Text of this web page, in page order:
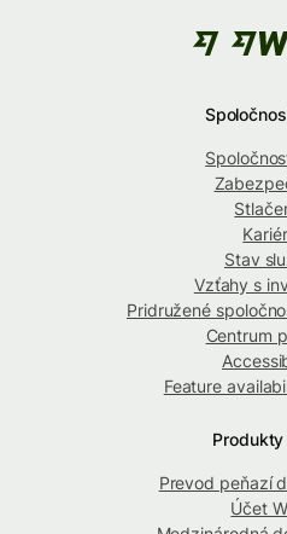
Stav
Vzťahy s
Pridružené
Centrum
Feature
Prevod peňazí
Účet